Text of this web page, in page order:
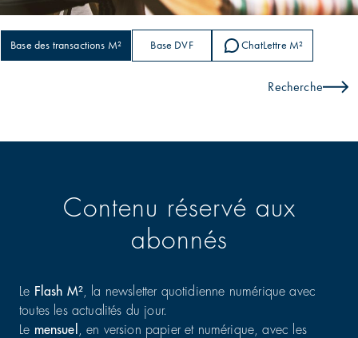
Base des transactions M² Base DVF ChatLettre M²
Recherche
Contenu réservé aux
abonnés
Le Flash M², la newsletter quotidienne numérique avec
toutes les actualités du jour.
Le mensuel
, en version papier et numérique, avec les